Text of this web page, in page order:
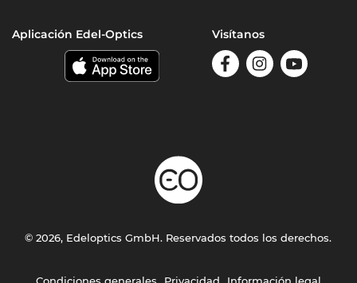
Aplicación Edel-Optics Visítanos
© 2026, Edeloptics GmbH. Reservados todos los derechos.